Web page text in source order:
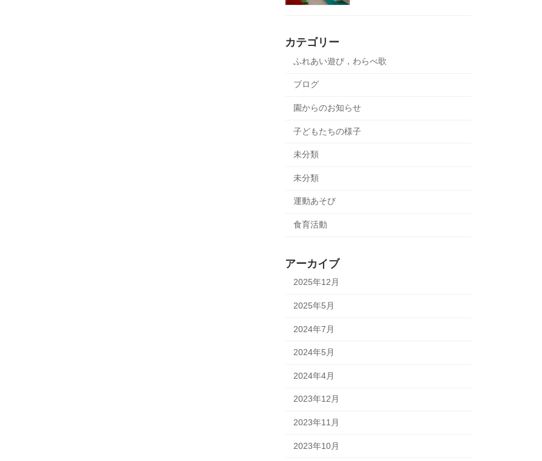
カテゴリー
ふれあい遊び，わらべ歌
ブログ
園からのお知らせ
子どもたちの様子
未分類
未分類
運動あそび
食育活動
アーカイブ
2025年12月
2025年5月
2024年7月
2024年5月
2024年4月
2023年12月
2023年11月
2023年10月